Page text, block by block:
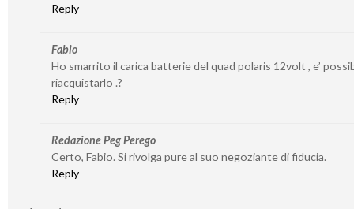
Reply
Fabio
Ho smarrito il carica batterie del quad polaris 12volt , e’
riacquistarlo .?
Reply
Redazione Peg Perego
Certo, Fabio. Si rivolga pure al suo negoziante di fiducia.
Reply